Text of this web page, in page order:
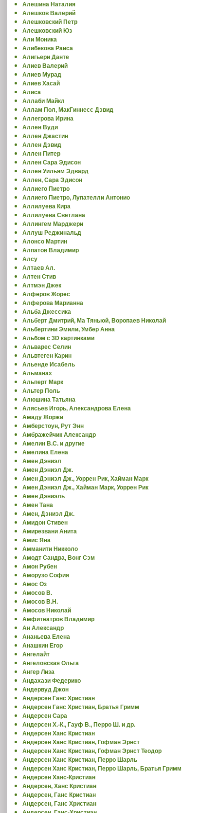
Алешина Наталия
Алешков Валерий
Алешковский Петр
Алешковский Юз
Али Моника
Алибекова Раиса
Алигьери Данте
Алиев Валерий
Алиев Мурад
Алиев Хасай
Алиса
Аллаби Майкл
Аллам Пол, МакГиннесс Дэвид
Аллегрова Ирина
Аллен Вуди
Аллен Джастин
Аллен Дэвид
Аллен Питер
Аллен Сара Эдисон
Аллен Уильям Эдвард
Аллен, Сара Эдисон
Аллиего Пиетро
Аллиего Пиетро, Лупателли Антонио
Аллилуева Кира
Аллилуева Светлана
Аллингем Марджери
Аллуш Реджинальд
Алонсо Мартин
Алпатов Владимир
Алсу
Алтаев Ал.
Алтен Стив
Алтмэн Джек
Алферов Жорес
Алферова Марианна
Альба Джессика
Альберт Дмитрий, Ма Тяньюй, Воропаев Николай
Альбертини Эмили, Умбер Анна
Альбом с 3D картинками
Альварес Селин
Альвтеген Карин
Альенде Исабель
Альманах
Альперт Марк
Альтер Поль
Алюшина Татьяна
Алясьев Игорь, Александрова Елена
Амаду Жоржи
Амберстоун, Рут Энн
Амбражейчик Александр
Амелин В.С. и другие
Амелина Елена
Амен Дэниэл
Амен Дэниэл Дж.
Амен Дэниэл Дж., Уоррен Рик, Хайман Марк
Амен Дэниэл Дж., Хайман Марк, Уоррен Рик
Амен Дэниэль
Амен Тана
Амен, Дэниэл Дж.
Амидон Стивен
Амирезвани Анита
Амис Яна
Амманити Никколо
Амодт Сандра, Вонг Сэм
Амон Рубен
Аморузо София
Амос Оз
Амосов В.
Амосов В.Н.
Амосов Николай
Амфитеатров Владимир
Ан Александр
Ананьева Елена
Анашкин Егор
Ангелайт
Ангеловская Ольга
Ангер Лиза
Андахази Федерико
Андервуд Джон
Андерсен Ганс Христиан
Андерсен Ганс Христиан, Братья Гримм
Андерсен Сара
Андерсен Х.-К., Гауф В., Перро Ш. и др.
Андерсен Ханс Кристиан
Андерсен Ханс Кристиан, Гофман Эрнст
Андерсен Ханс Кристиан, Гофман Эрнст Теодор
Андерсен Ханс Кристиан, Перро Шарль
Андерсен Ханс Кристиан, Перро Шарль, Братья Гримм
Андерсен Ханс-Кристиан
Андерсен, Ханс Кристиан
Андерсен, Ганс Кристиан
Андерсен, Ганс Христиан